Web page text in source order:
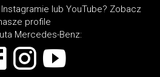
lub YouTube? Zobacz
profile
Mercedes-Benz: